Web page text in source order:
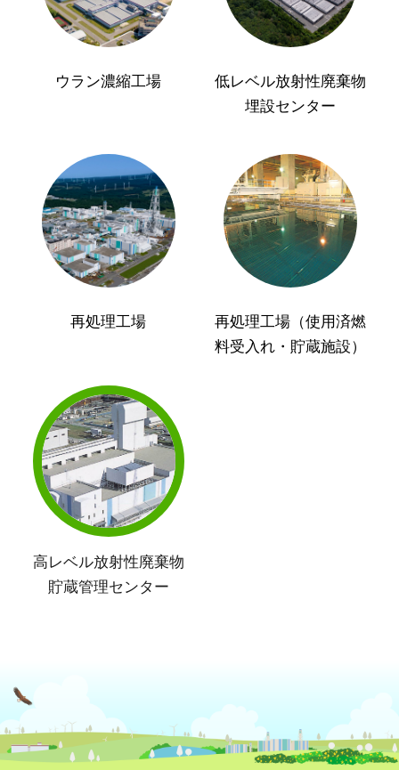
ウラン濃縮工場
低レベル放射性廃棄物
埋設センター
再処理工場
再処理工場（使用済燃
料受入れ・貯蔵施設）
高レベル放射性廃棄物
貯蔵管理センター